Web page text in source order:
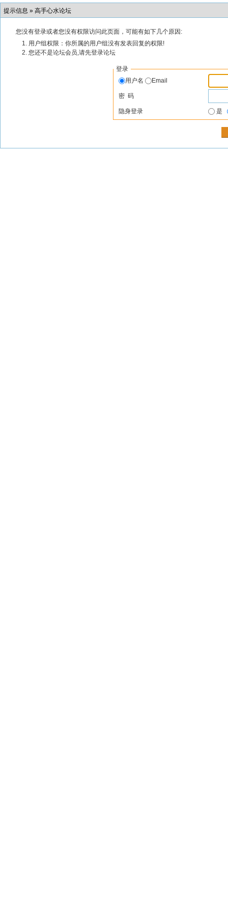
提示信息 » 高手心水论坛
您没有登录或者您没有权限访问此页面，可能有如下几个原因:
用户组权限：你所属的用户组没有发表回复的权限!
您还不是论坛会员,请先登录论坛
登录
用户名
Email
密 码
隐身登录 是